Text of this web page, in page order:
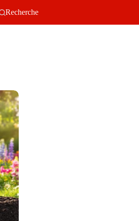
Recherche